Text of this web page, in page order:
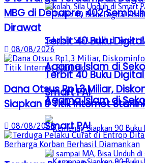
Terbit 40 Buku
Agama Islam di
Smart PAI
Terbit 40 Buku
Agama Islam di
Smart PAI
MBG di Depapre, 402
Dirawat
08/08/2026
Dana Otsus Rp1,3 Miliar,
Siapkan 9 Titik Internet
08/08/2026